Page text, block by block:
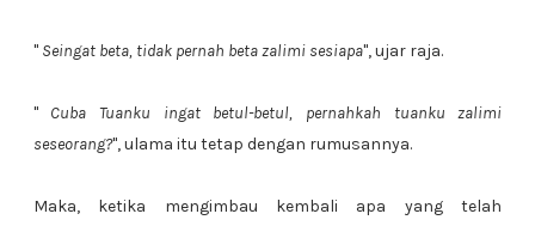
" Seingat beta, tidak pernah beta zalimi sesiapa", ujar raja.
"Cuba Tuanku ingat betul-betul, pernahkah tuanku zalimi
seseorang?", ulama itu tetap dengan rumusannya.
Maka, ketika mengimbau kembali apa yang telah